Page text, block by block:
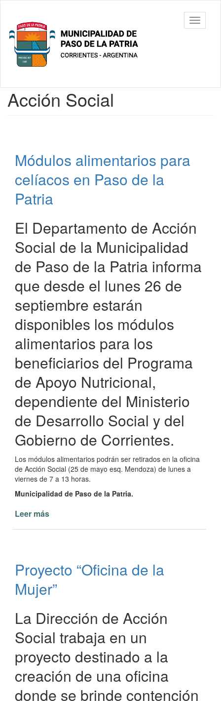
contenido
principal
Municipalidad
de Paso De
La Patria
barra
Contenido
Acción Social
Módulos alimentarios para
celíacos en Paso de la
Patria
El Departamento de Acción
Social de la Municipalidad
de Paso de la Patria informa
que desde el lunes 26 de
septiembre estarán
disponibles los módulos
alimentarios para los
beneficiarios del Programa
de Apoyo Nutricional,
dependiente del Ministerio
de Desarrollo Social y del
Gobierno de Corrientes.
Los módulos alimentarios podrán ser retirados en la oficina
de Acción Social (25 de mayo esq. Mendoza) de lunes a
viernes de 7 a 13 horas.
Municipalidad de Paso de la Patria.
Leer más
en
Paso
de
Proyecto “Oficina de la
Mujer”
La Dirección de Acción
Social trabaja en un
proyecto destinado a la
creación de una oficina
donde se brinde contención